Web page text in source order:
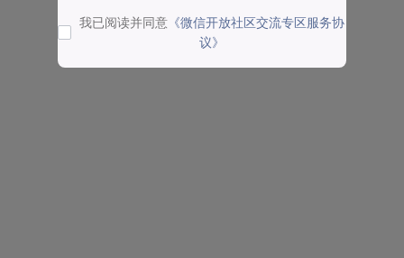
我已阅读并同意 《微信开放社区交流专区服务协
议》